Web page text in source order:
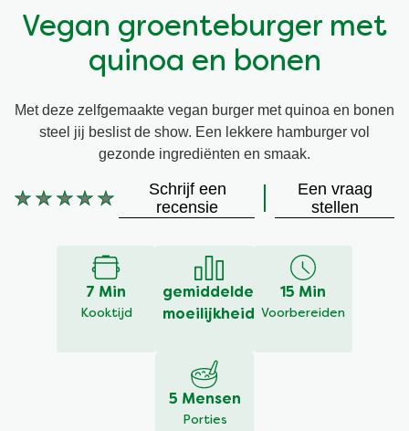
Vegetarisch
Groentewraps
Gelegenheden
Kruiding
Kant en Klaar
Snackpots
Vegan groenteburger met
quinoa en bonen
Met deze zelfgemaakte vegan burger met quinoa en bonen
steel jij beslist de show. Een lekkere hamburger vol
gezonde ingrediënten en smaak.
Geen
Schrijf een
recensie
Een vraag
stellen
7 Min
Kooktijd
gemiddelde
moeilijkheid
15 Min
Voorbereiden
5 Mensen
Porties